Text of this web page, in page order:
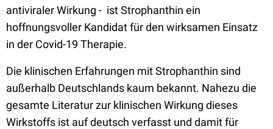
antiviraler Wirkung - ist Strophanthin ein
hoffnungsvoller Kandidat für den wirksamen Einsatz
in der Covid-19 Therapie.
Die klinischen Erfahrungen mit Strophanthin sind
außerhalb Deutschlands kaum bekannt. Nahezu die
gesamte Literatur zur klinischen Wirkung dieses
Wirkstoffs ist auf deutsch verfasst und damit für